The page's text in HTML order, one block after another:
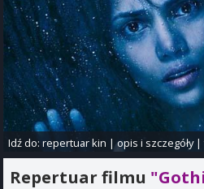
Idź do:repertuar kin |opis i szczegóły|
Repertuar filmu